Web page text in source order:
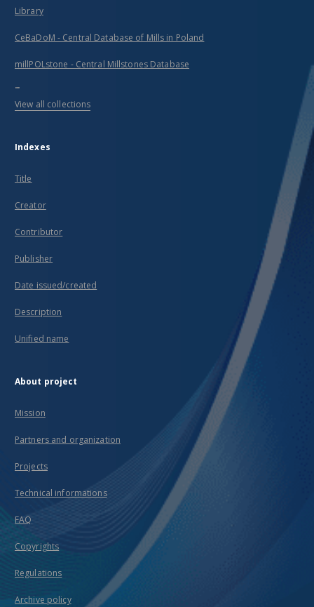
Library
CeBaDoM - Central Database of Mills in Poland
millPOLstone - Central Millstones Database
...
View all collections
Indexes
Title
Creator
Contributor
Publisher
Date issued/created
Description
Unified name
About project
Mission
Partners and organization
Projects
Technical informations
FAQ
Copyrights
Regulations
Archive policy